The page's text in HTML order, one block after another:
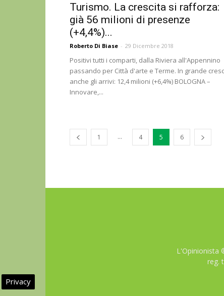
Turismo. La crescita si rafforza:
già 56 milioni di presenze
(+4,4%)...
Roberto Di Biase - 29 Dicembre 2018
Positivi tutti i comparti, dalla Riviera all'Appennino
passando per Città d'arte e Terme. In grande
anche gli arrivi: 12,4 milioni (+6,4%) BOLOGNA –
Innovare,...
1 ... 4 5 6
L'Opinionista
reg.
Privacy